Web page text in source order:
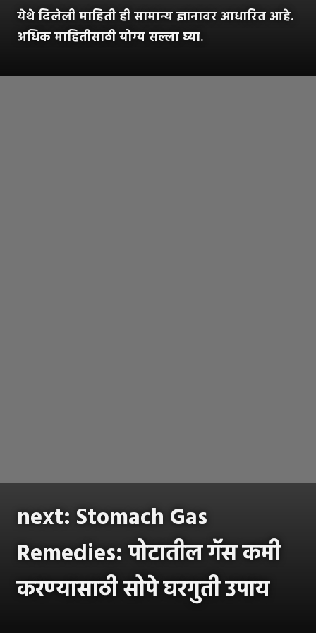
येथे दिलेली माहिती ही सामान्य ज्ञानावर आधारित आहे.
अधिक माहितीसाठी योग्य सल्ला घ्या.
next: Stomach Gas
Remedies: पोटातील गॅस कमी
करण्यासाठी सोपे घरगुती उपाय